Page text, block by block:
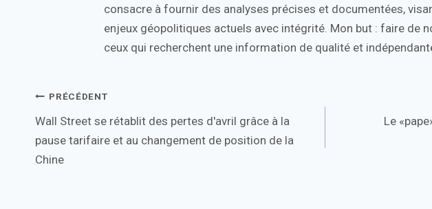
consacre à fournir des analyses précises et documentées,
enjeux géopolitiques actuels avec intégrité. Mon but : faire de
ceux qui recherchent une information de qualité et
Navigation
de
l’article
PRÉCÉDENT
Wall Street se rétablit des pertes d'avril grâce à la
pause tarifaire et au changement de position de la
Chine
Le